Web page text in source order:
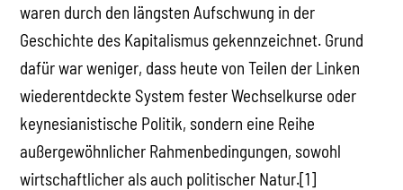
waren durch den längsten Aufschwung in der
Geschichte des Kapitalismus gekennzeichnet. Grund
dafür war weniger, dass heute von Teilen der Linken
wiederentdeckte System fester Wechselkurse oder
keynesianistische Politik, sondern eine Reihe
außergewöhnlicher Rahmenbedingungen, sowohl
wirtschaftlicher als auch politischer Natur.[1]